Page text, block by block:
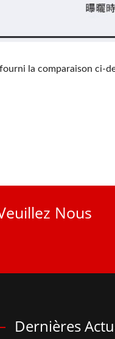
la comparaison ci-
Nous
Dernières